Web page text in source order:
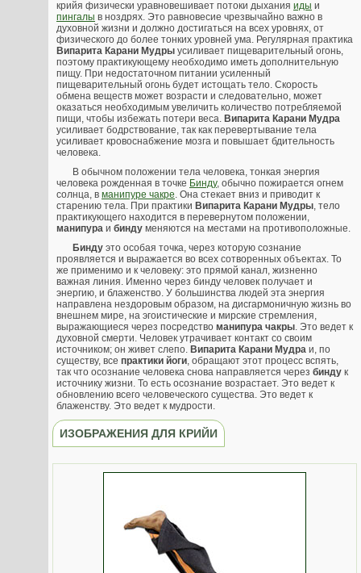
крийя физически уравновешивает потоки дыхания иды и
пингалы в ноздрях. Это равновесие чрезвычайно важно в
духовной жизни и должно достигаться на всех уровнях, от
физического до более тонких уровней ума. Регулярная практика
Випарита Карани Мудры усиливает пищеварительный огонь,
поэтому практикующему необходимо иметь дополнительную
пищу. При недостаточном питании усиленный
пищеварительный огонь будет истощать тело. Скорость
обмена веществ может возрасти и следовательно, может
оказаться необходимым увеличить количество потребляемой
пищи, чтобы избежать потери веса. Випарита Карани Мудра
усиливает бодрствование, так как перевертывание тела
усиливает кровоснабжение мозга и повышает бдительность
человека.
В обычном положении тела человека, тонкая энергия
человека рожденная в точке Бинду, обычно пожирается огнем
солнца, в манипуре чакре. Она стекает вниз и приводит к
старению тела. При практики Випарита Карани Мудры, тело
практикующего находится в перевернутом положении,
манипура и бинду меняются на местами на противоположные.
Бинду это особая точка, через которую сознание
проявляется и выражается во всех сотворенных объектах. То
же применимо и к человеку: это прямой канал, жизненно
важная линия. Именно через бинду человек получает и
энергию, и блаженство. У большинства людей эта энергия
направлена нездоровым образом, на дисгармоничную жизнь во
внешнем мире, на эгоистические и мирские стремления,
выражающиеся через посредство манипура чакры. Это ведет к
духовной смерти. Человек утрачивает контакт со своим
источником; он живет слепо. Випарита Карани Мудра и, по
существу, все практики йоги, обращают этот процесс вспять,
так что осознание человека снова направляется через бинду к
источнику жизни. То есть осознание возрастает. Это ведет к
обновлению всего человеческого существа. Это ведет к
блаженству. Это ведет к мудрости.
ИЗОБРАЖЕНИЯ ДЛЯ КРИЙИ